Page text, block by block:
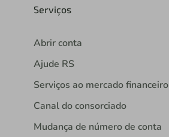
Serviços
Abrir conta
Ajude RS
Serviços ao mercado financeiro
Canal do consorciado
Mudança de número de conta